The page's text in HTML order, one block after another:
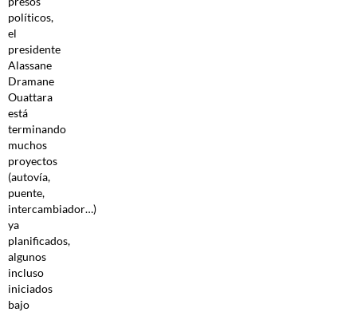
políticos,
el
presidente
Alassane
Dramane
Ouattara
está
terminando
muchos
proyectos
(autovía,
puente,
intercambiador…)
ya
planificados,
algunos
incluso
iniciados
bajo